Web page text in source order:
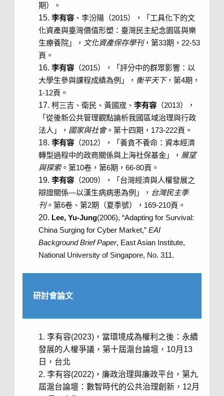
期）。
李有容、李汾陽（2015），「工具化下的文
化資產與臺灣價值形塑：臺灣民主紀念園區與樂
生療養院」， 文化資產保存學刊，第33期，22-53
頁。
李有容（2015），「評分中的群眾影響：以
大學生參與課程成績為例」， 衡平天下，第4期，
1-12頁。
柯三吉、衛民、黃國宬、 李有容（2013），
「從後新公共管理觀點論析我國區域治理與行政
法人」， 國家與社會。第十四期，173-222頁。
李有容（2012），「養貪不養命：資本經濟
轉型過程中的政商關係與上海社保基金」， 展望
與探索。第10卷，第6期，66-80頁。
李有容（2009），「台灣經濟與人權發展之
辯證關係—以漢生病病患為例」， 台灣民主季
刊。第6卷、第2期（夏季號），169-210頁。
Lee, Yu-Jung(2006), “Adapting for Survival:
China Surging for Cyber Market,” EAI
Background Brief Paper, East Asian Institute,
National University of Singapore, No. 311.
研討會論文
李有容(2023)，當環境成為權利之後：永續
發展的人權爭議，第十屆滬台論壇，10月13
日，台北
李有容(2022)，廉政治理與廉政平台，第九
屆滬台論壇：數智時代的公共治理創新，12月